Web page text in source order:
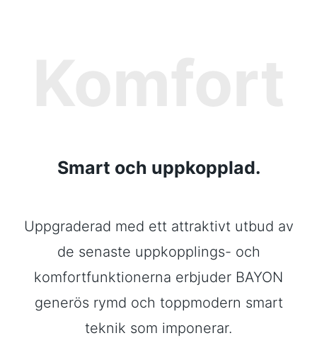
Smart och uppkopplad.
Uppgraderad med ett attraktivt utbud av
de senaste uppkopplings- och
komfortfunktionerna erbjuder BAYON
generös rymd och toppmodern smart
teknik som imponerar.